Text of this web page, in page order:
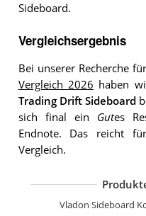
Sideboard.
Vergleichsergebnis
Bei unserer Recherche
Vergleich 2026 haben
Trading Drift Sideboard
sich final ein Gutes
Endnote. Das reicht
Vergleich.
Vladon Sideboard